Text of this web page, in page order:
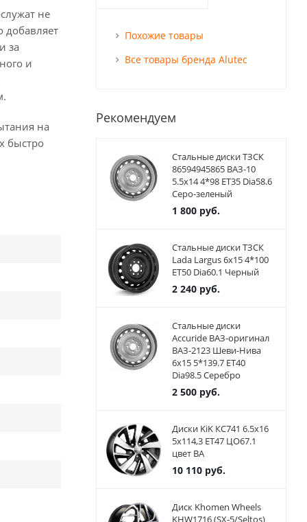
не
добавляет
за
и
на
быстро
Похожие товары
Все товары бренда Alutec
Рекомендуем
Стальные диски ТЗСК
86594945865 ВАЗ-10
5.5x14 4*98 ET35 Dia58.6
Серо-зеленый
1 800руб.
Стальные диски ТЗСК
Lada Largus 6x15 4*100
ET50 Dia60.1 Черный
2 240руб.
Стальные диски
Accuride ВАЗ-оригинал
ВАЗ-2123 Шеви-Нива
6x15 5*139.7 ET40
Dia98.5 Серебро
2 500руб.
Диски KiK КС741 6.5x16
5x114,3 ET47 ЦО67.1
цвет BA
10 110руб.
Диск Khomen Wheels
KHW1716 (SX-5/Seltos)